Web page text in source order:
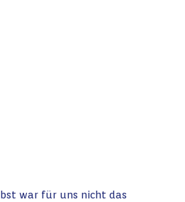
war für uns nicht das